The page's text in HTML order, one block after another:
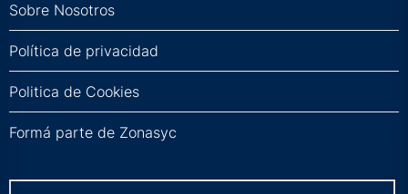
Sobre Nosotros
Política de privacidad
Politica de Cookies
Formá parte de Zonasyc